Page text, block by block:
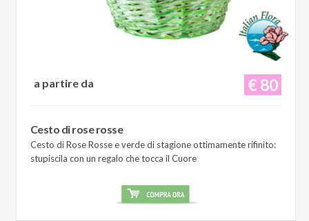
€ 80
a partire da
Cesto di rose rosse
Cesto di Rose Rosse e verde di stagione ottimamente rifinito:
stupiscila con un regalo che tocca il Cuore